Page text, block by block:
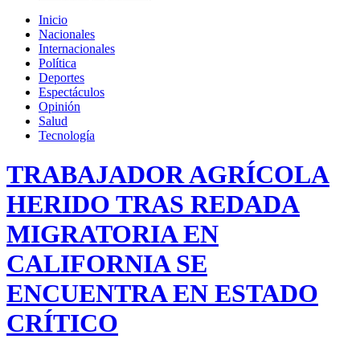
Inicio
Nacionales
Internacionales
Política
Deportes
Espectáculos
Opinión
Salud
Tecnología
TRABAJADOR AGRÍCOLA
HERIDO TRAS REDADA
MIGRATORIA EN
CALIFORNIA SE
ENCUENTRA EN ESTADO
CRÍTICO